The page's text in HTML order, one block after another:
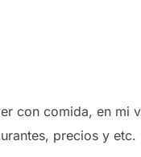
con comida, en mi
precios y etc.